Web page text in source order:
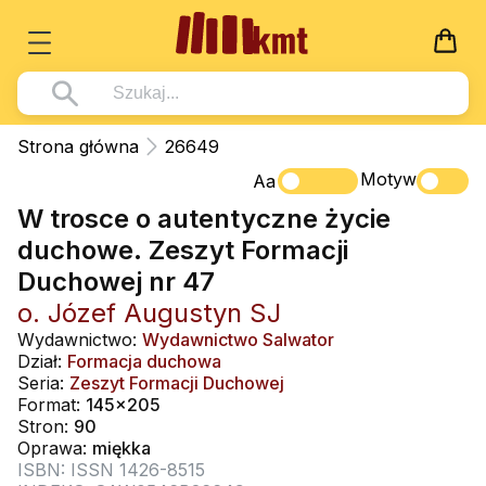
Książki
Wszystko z kategorii - Książki
Pismo Święte
Kościół Katolicki
Duszpasterstwo
Teologia
Życie chrześcijańskie
Duchowość
Literatura piękna
Wszystko z kategorii - Multimedia
DVD
CD-ROM
Muzyka
Rekolekcje i inne na CD
Śpiew i modlitwa
Muzyka klasyczna
Dla Dzieci
Wszystko z kategorii - Dla Dzieci
Literatura (D)
Płyty, DVD (D)
Podręczniki i pomoce dydaktyczne
Podręczniki
Wszystko z kategorii - Podręczniki
Podręczniki i pomoce dydaktyczne
Zabawa i Nauka
Nowości
Zaloguj się
Strona główna
26649
Aa
Motyw
W trosce o autentyczne życie
duchowe. Zeszyt Formacji
Duchowej nr 47
o. Józef Augustyn SJ
Wydawnictwo: Wydawnictwo Salwator
Dział: Formacja duchowa
Seria: Zeszyt Formacji Duchowej
Format: 145x205
Stron: 90
Oprawa: miękka
ISBN: ISSN 1426-8515